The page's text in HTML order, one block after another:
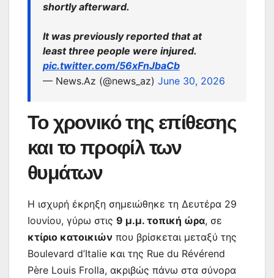
shortly afterward.
It was previously reported that at
least three people were injured.
pic.twitter.com/56xFnJbaCb
— News.Az (@news_az) June 30, 2026
Το χρονικό της επίθεσης
και το προφίλ των
θυμάτων
Η ισχυρή έκρηξη σημειώθηκε τη Δευτέρα 29
Ιουνίου, γύρω στις 9 μ.μ. τοπική ώρα, σε
κτίριο κατοικιών που βρίσκεται μεταξύ της
Boulevard d’Italie και της Rue du Révérend
Père Louis Frolla, ακριβώς πάνω στα σύνορα